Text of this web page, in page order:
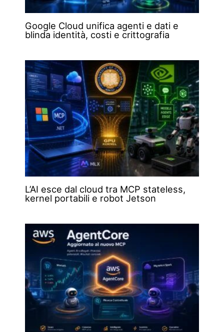
Google Cloud unifica agenti e dati e
blinda identità, costi e crittografia
L’AI esce dal cloud tra MCP stateless,
kernel portabili e robot Jetson